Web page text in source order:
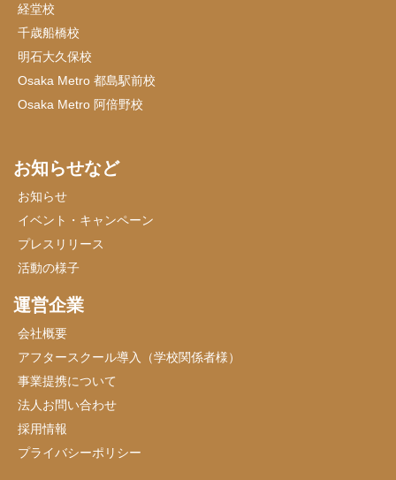
経堂校
千歳船橋校
明石大久保校
Osaka Metro 都島駅前校
Osaka Metro 阿倍野校
お知らせなど
お知らせ
イベント・キャンペーン
プレスリリース
活動の様子
運営企業
会社概要
アフタースクール導入（学校関係者様）
事業提携について
法人お問い合わせ
採用情報
プライバシーポリシー